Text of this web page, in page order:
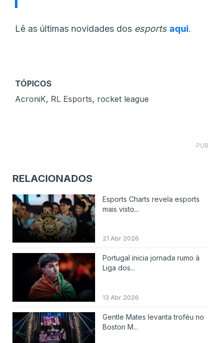
Lê as últimas novidades dos esports aqui.
TÓPICOS
AcroniK, RL Esports, rocket league
PUB
RELACIONADOS
Esports Charts revela esports
mais visto...
21 Abr 2026
Portugal inicia jornada rumo à
Liga dos...
13 Abr 2026
Gentle Mates levanta troféu no
Boston M...